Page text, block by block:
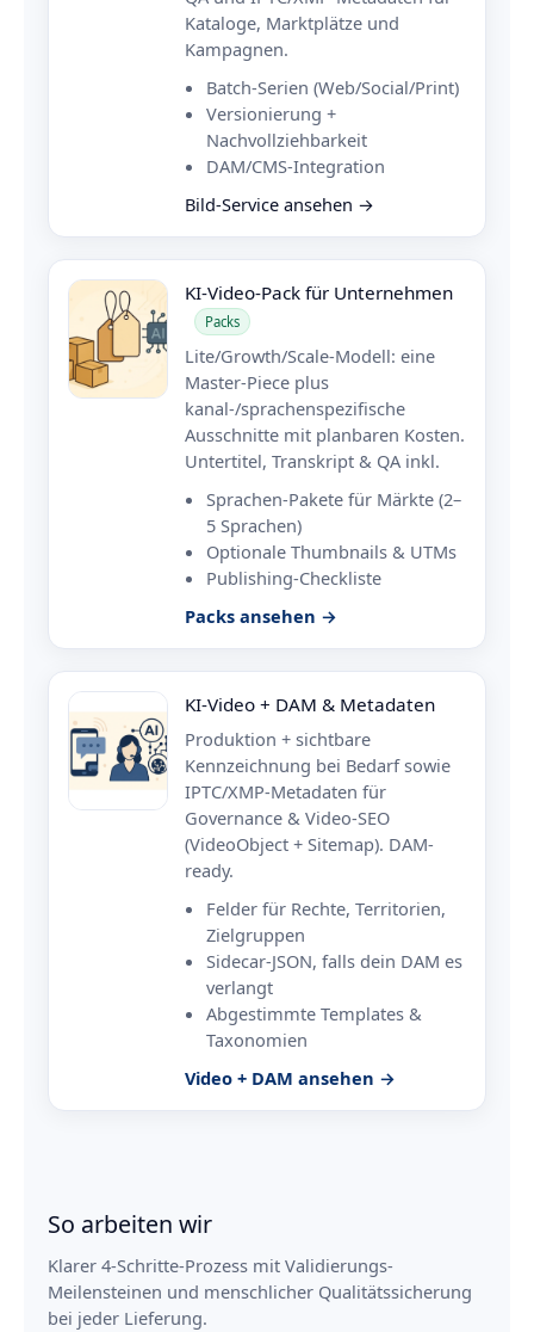
Kataloge, Marktplätze und
Kampagnen.
Batch-Serien (Web/Social/Print)
Versionierung +
Nachvollziehbarkeit
DAM/CMS-Integration
Bild-Service ansehen →
KI-Video-Pack für Unternehmen
Packs
Lite/Growth/Scale-Modell: eine
Master-Piece plus
kanal-/sprachen­spezifische
Ausschnitte mit planbaren Kosten.
Untertitel, Transkript & QA inkl.
Sprachen-Pakete für Märkte (2–
5 Sprachen)
Optionale Thumbnails & UTMs
Publishing-Checkliste
Packs ansehen →
KI-Video + DAM & Metadaten
Produktion + sichtbare
Kennzeichnung bei Bedarf sowie
IPTC/XMP-Metadaten für
Governance & Video-SEO
(VideoObject + Sitemap). DAM-
ready.
Felder für Rechte, Territorien,
Zielgruppen
Sidecar-JSON, falls dein DAM es
verlangt
Abgestimmte Templates &
Taxonomien
Video + DAM ansehen →
So arbeiten wir
Klarer 4-Schritte-Prozess mit Validierungs-
Meilensteinen und menschlicher Qualitätssicherung
bei jeder Lieferung.